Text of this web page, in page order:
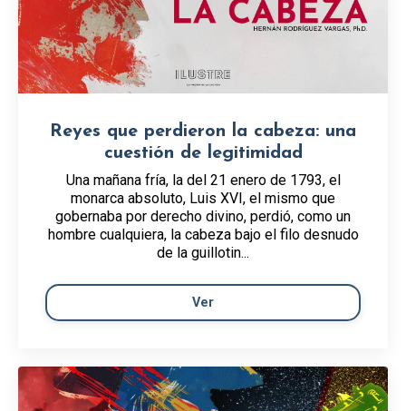
Reyes que perdieron la cabeza: una
cuestión de legitimidad
Una mañana fría, la del 21 enero de 1793, el
monarca absoluto, Luis XVI, el mismo que
gobernaba por derecho divino, perdió, como un
hombre cualquiera, la cabeza bajo el filo desnudo
de la guillotin...
Ver